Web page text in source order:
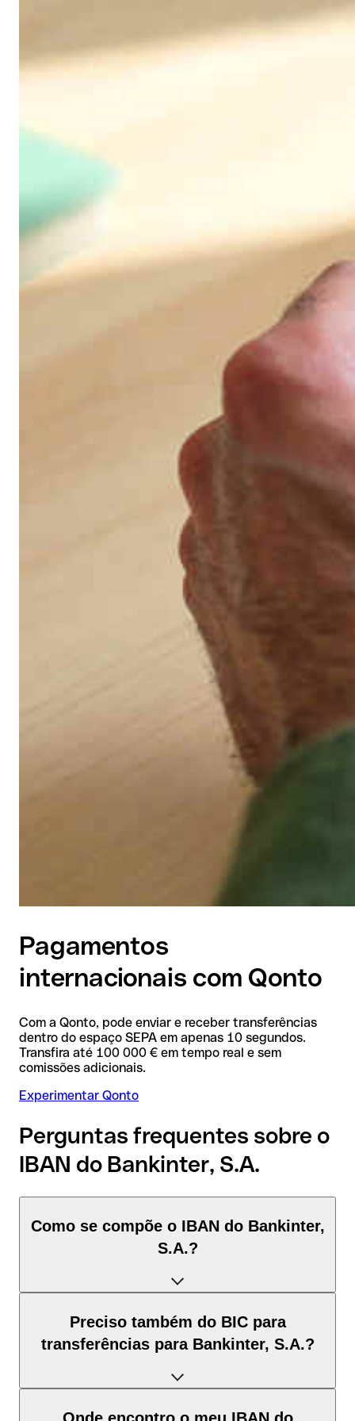
Pagamentos
internacionais com Qonto
Com a Qonto, pode enviar e receber transferências
dentro do espaço SEPA em apenas 10 segundos.
Transfira até 100 000 € em tempo real e sem
comissões adicionais.
Experimentar Qonto
Perguntas frequentes sobre o
IBAN do Bankinter, S.A.
Como se compõe o IBAN do Bankinter,
S.A.?
composto por três elementos:
Código de país (posição 1–2): Espanha identifica Espanha
Preciso também do BIC para
transferências para Bankinter, S.A.?